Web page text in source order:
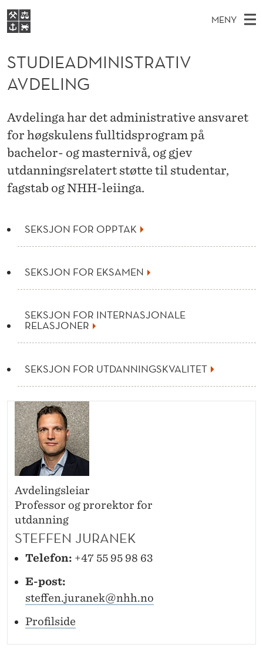
S
T
U
D
E
A
D
M
N
S
V
MENY
O
V
E
D
M
E
N
Y
VIDEREUTDANNING
BIBLIOTEKET
Ø
K
N
E
S
T
E
D
E
T
Studier
Forskning
Om NHH
Alumni
STUDIEADMINISTRATIV
AVDELING
Avdelinga har det administrative ansvaret
for høgskulens fulltidsprogram på
bachelor- og masternivå, og gjev
utdanningsrelatert støtte til studentar,
fagstab og NHH-leiinga.
SEKSJON FOR OPPTAK
SEKSJON FOR EKSAMEN
SEKSJON FOR INTERNASJONALE
RELASJONER
SEKSJON FOR UTDANNINGSKVALITET
Avdelingsleiar
Professor og prorektor for
utdanning
STEFFEN JURANEK
Telefon: +47 55 95 98 63
E-post:
steffen.juranek@nhh.no
Profilside